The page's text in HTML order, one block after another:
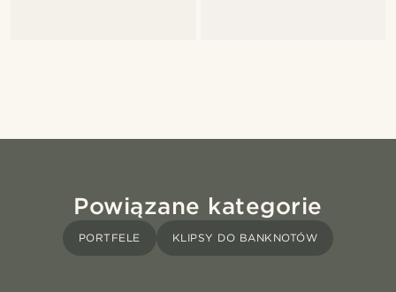
Powiązane kategorie
PORTFELE KLIPSY DO BANKNOTÓW